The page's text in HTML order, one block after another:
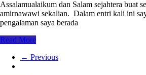
Assalamualaikum dan Salam sejahtera buat
amirnawawi sekalian. Dalam entri kali ini
pengalaman saya berada
Read More
← Previous